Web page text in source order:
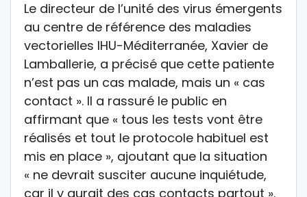
Le directeur de l’unité des virus émergents
au centre de référence des maladies
vectorielles IHU-Méditerranée, Xavier de
Lamballerie, a précisé que cette patiente
n’est pas un cas malade, mais un « cas
contact ». Il a rassuré le public en
affirmant que « tous les tests vont être
réalisés et tout le protocole habituel est
mis en place », ajoutant que la situation
« ne devrait susciter aucune inquiétude,
car il y aurait des cas contacts partout ».